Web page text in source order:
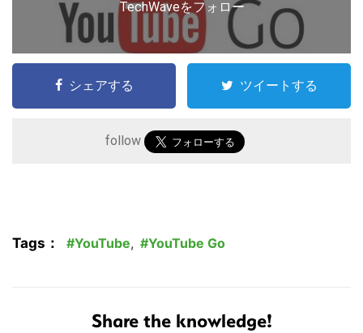
TechWaveをフォロー
シェアする ツイートする
follow
Tags： YouTube, YouTube Go
Share the knowledge!